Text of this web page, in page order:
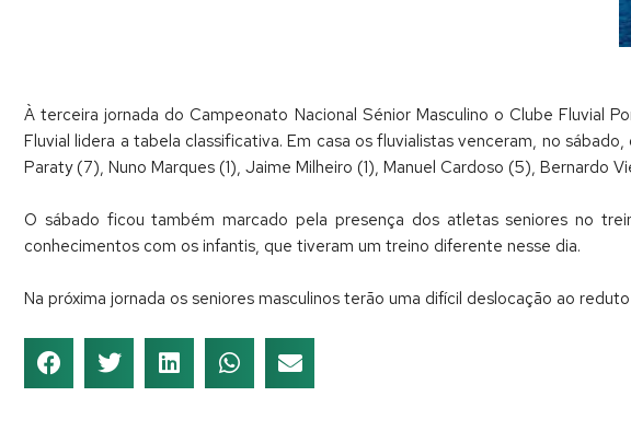
À terceira jornada do Campeonato Nacional Sénior Masculino o Clube Fluvial
Fluvial lidera a tabela classificativa. Em casa os fluvialistas venceram, no
Paraty (7), Nuno Marques (1), Jaime Milheiro (1), Manuel Cardoso (5), Bernardo
O sábado ficou também marcado pela presença dos atletas seniores no
conhecimentos com os infantis, que tiveram um treino diferente nesse dia.
Na próxima jornada os seniores masculinos terão uma difícil deslocação ao